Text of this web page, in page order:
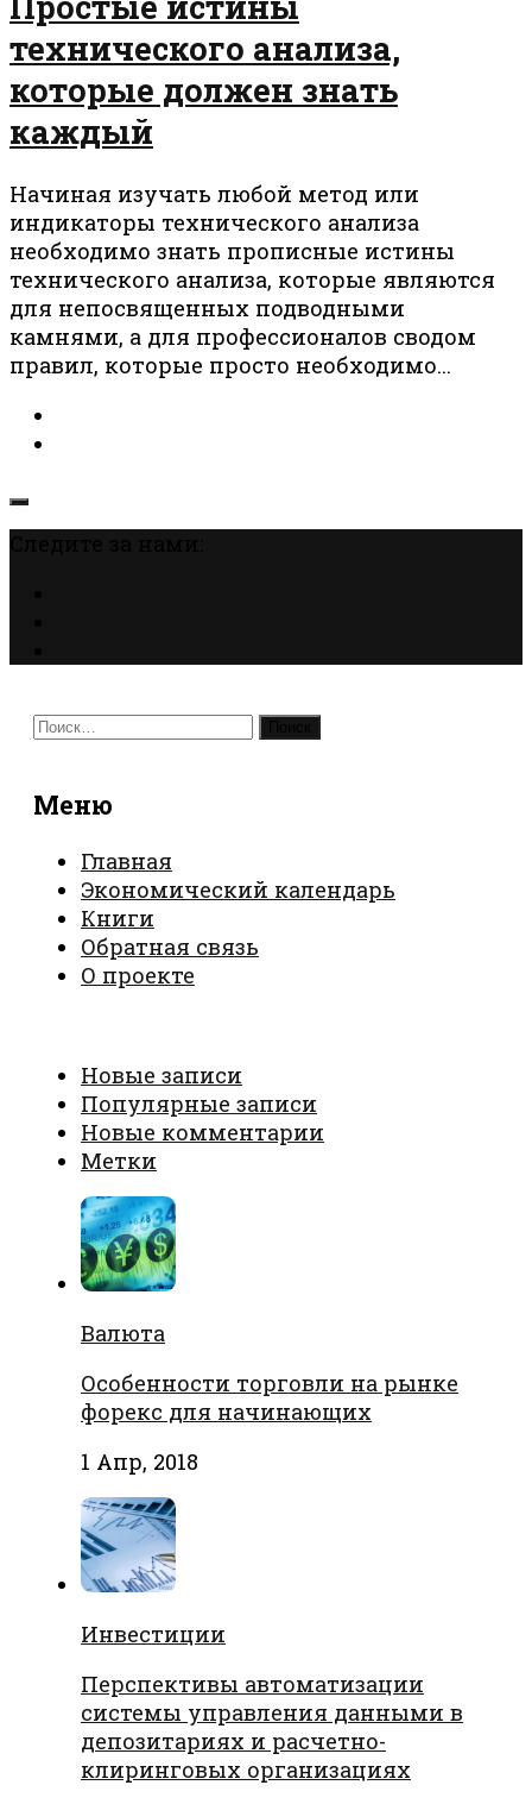
технического анализа,
которые должен знать
каждый
Начиная изучать любой метод или
индикаторы технического анализа
необходимо знать прописные истины
технического анализа, которые являются
для непосвященных подводными
камнями, а для профессионалов сводом
правил, которые просто необходимо...
Найти:
Меню
Главная
Экономический календарь
Книги
Обратная связь
О проекте
Новые записи
Популярные записи
Новые комментарии
Метки
Валюта
Особенности торговли на рынке
форекс для начинающих
1 Апр, 2018
Инвестиции
Перспективы автоматизации
системы управления данными в
депозитариях и расчетно-
клиринговых организациях